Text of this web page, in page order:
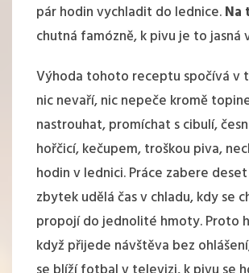
pár hodin vychladit do lednice.Na
chutná famózně, k pivu je to jasná
Výhoda tohoto receptu spočívá v
nic nevaří, nic nepeče kromě
nastrouhat, promíchat s cibulí,
hořčicí, kečupem, troškou piva,
hodin v lednici. Práce zabere
zbytek udělá čas v chladu, kdy se
propojí do jednolité hmoty. Proto
když přijede návštěva bez